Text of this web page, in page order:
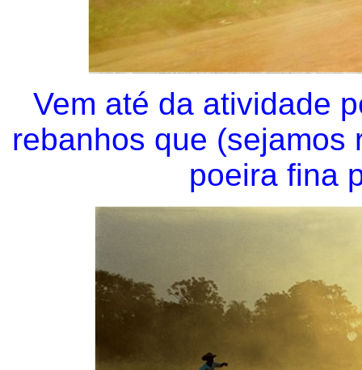
Vem até da atividade
rebanhos que (sejamos
poeira fina